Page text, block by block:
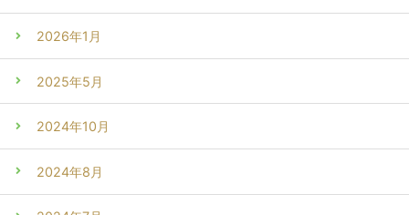
2026年1月
2025年5月
2024年10月
2024年8月